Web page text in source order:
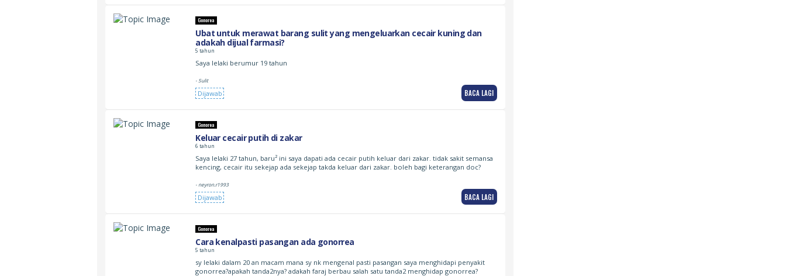
Gonorea
Ubat untuk merawat barang sulit yang mengeluarkan cecair kuning dan
adakah dijual farmasi?
5 tahun
Saya lelaki berumur 19 tahun
- Sulit
Dijawab BACA LAGI
Gonorea
Keluar cecair putih di zakar
6 tahun
Saya lelaki 27 tahun, baru² ini saya dapati ada cecair putih keluar dari zakar. tidak sakit semansa
kencing, cecair itu sekejap ada sekejap takda keluar dari zakar. boleh bagi keterangan doc?
- neyron.r1993
Dijawab BACA LAGI
Gonorea
Cara kenalpasti pasangan ada gonorrea
5 tahun
sy lelaki dalam 20 an macam mana sy nk mengenal pasti pasangan saya menghidapi penyakit
gonorrea?apakah tanda2nya? adakah faraj berbau salah satu tanda2 menghidap gonorrea?